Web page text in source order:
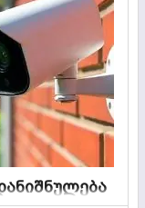
სტანდარტად
ისინი არა
არამედ
—